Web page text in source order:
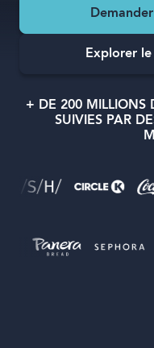
Explorer
+ DE 200 MILLIONS
SUIVIES PAR